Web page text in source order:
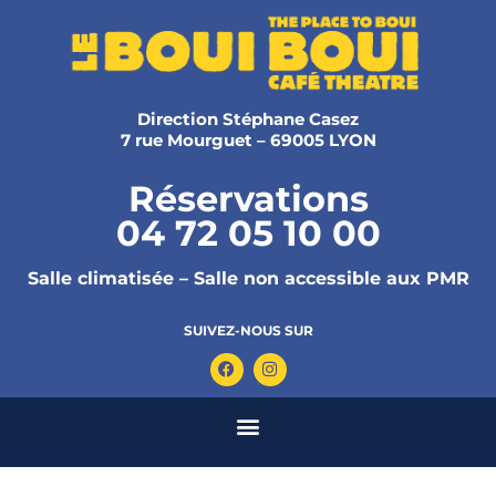
Direction Stéphane Casez
7 rue Mourguet – 69005 LYON
Réservations
04 72 05 10 00
Salle climatisée – Salle non accessible aux PMR
SUIVEZ-NOUS SUR